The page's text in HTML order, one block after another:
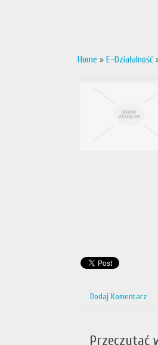
Home » E-Działalność
Dodaj Komentarz
Przeczytać